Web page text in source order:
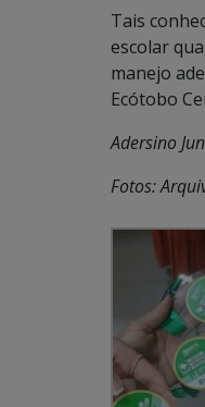
Tais
escolar
manejo
Ecótobo
Adersino
Fotos: